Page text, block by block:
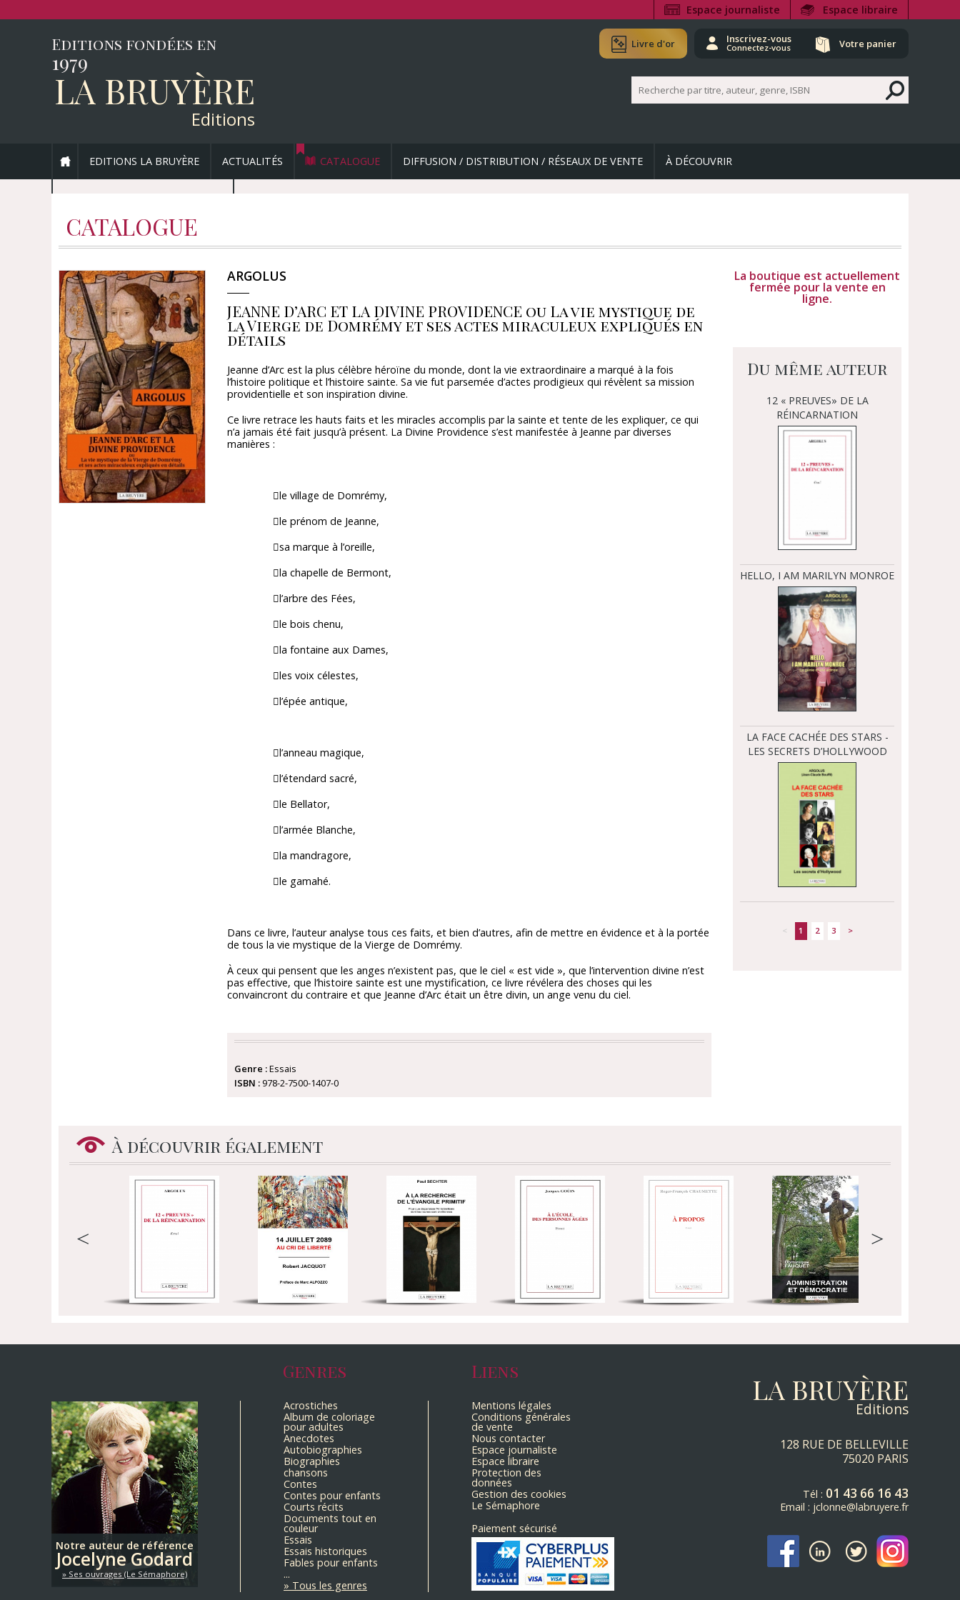
Espace journaliste Espace libraire
Editions fondées en
1979
LA BRUYÈRE
Editions
Livre d'or Inscrivez-vous
Connectez-vous Votre panier
EDITIONS LA BRUYÈRE ACTUALITÉS CATALOGUE DIFFUSION / DISTRIBUTION / RÉSEAUX DE VENTE À DÉCOUVRIR
CATALOGUE
ARGOLUS
JEANNE D’ARC ET LA DIVINE PROVIDENCE ou La vie mystique de
la Vierge de Domrémy et ses actes miraculeux expliqués en
détails
Jeanne d’Arc est la plus célèbre héroïne du monde, dont la vie extraordinaire a marqué à la fois
l’histoire politique et l’histoire sainte. Sa vie fut parsemée d’actes prodigieux qui révèlent sa mission
providentielle et son inspiration divine.
Ce livre retrace les hauts faits et les miracles accomplis par la sainte et tente de les expliquer, ce qui
n’a jamais été fait jusqu’à présent. La Divine Providence s’est manifestée à Jeanne par diverses
manières :
le village de Domrémy,
le prénom de Jeanne,
sa marque à l’oreille,
la chapelle de Bermont,
l’arbre des Fées,
le bois chenu,
la fontaine aux Dames,
les voix célestes,
l’épée antique,
l’anneau magique,
l’étendard sacré,
le Bellator,
l’armée Blanche,
la mandragore,
le gamahé.
Dans ce livre, l’auteur analyse tous ces faits, et bien d’autres, afin de mettre en évidence et à la portée
de tous la vie mystique de la Vierge de Domrémy.
À ceux qui pensent que les anges n’existent pas, que le ciel « est vide », que l’intervention divine n’est
pas effective, que l’histoire sainte est une mystification, ce livre révélera des choses qui les
convaincront du contraire et que Jeanne d’Arc était un être divin, un ange venu du ciel.
Genre :Essais
ISBN : 978-2-7500-1407-0
La boutique est actuellement
fermée pour la vente en
ligne.
Du même auteur
12 « PREUVES» DE LA
RÉINCARNATION
HELLO, I AM MARILYN MONROE
LA FACE CACHÉE DES STARS -
LES SECRETS D’HOLLYWOOD
< 1 2 3 >
À découvrir également
< >
Notre auteur de référence
Jocelyne Godard
Ses ouvrages (Le Sémaphore)
Genres
Acrostiches
Album de coloriage
pour adultes
Anecdotes
Autobiographies
Biographies
chansons
Contes
Contes pour enfants
Courts récits
Documents tout en
couleur
Essais
Essais historiques
Fables pour enfants
...
Tous les genres
Liens
Mentions légales
Conditions générales
de vente
Nous contacter
Espace journaliste
Espace libraire
Protection des
données
Gestion des cookies
Le Sémaphore
Paiement sécurisé
LA BRUYÈRE
Editions
128 RUE DE BELLEVILLE
75020 PARIS
Tél : 01 43 66 16 43
Email : jclonne@labruyere.fr